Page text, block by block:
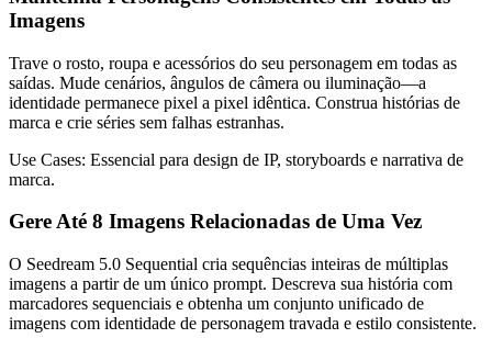
Imagens
Trave o rosto, roupa e acessórios do seu personagem em todas as
saídas. Mude cenários, ângulos de câmera ou iluminação—a
identidade permanece pixel a pixel idêntica. Construa histórias de
marca e crie séries sem falhas estranhas.
Use Cases: Essencial para design de IP, storyboards e narrativa de
marca.
Gere Até 8 Imagens Relacionadas de Uma Vez
O Seedream 5.0 Sequential cria sequências inteiras de múltiplas
imagens a partir de um único prompt. Descreva sua história com
marcadores sequenciais e obtenha um conjunto unificado de
imagens com identidade de personagem travada e estilo consistente.